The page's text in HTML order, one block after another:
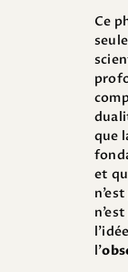
Ce
que
et
l’